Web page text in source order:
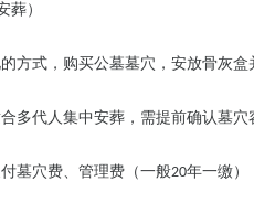
葬）
方式，购买公墓墓穴，安放骨灰盒
多代人集中安葬，需提前确认墓穴
墓穴费、管理费（一般20年一缴）